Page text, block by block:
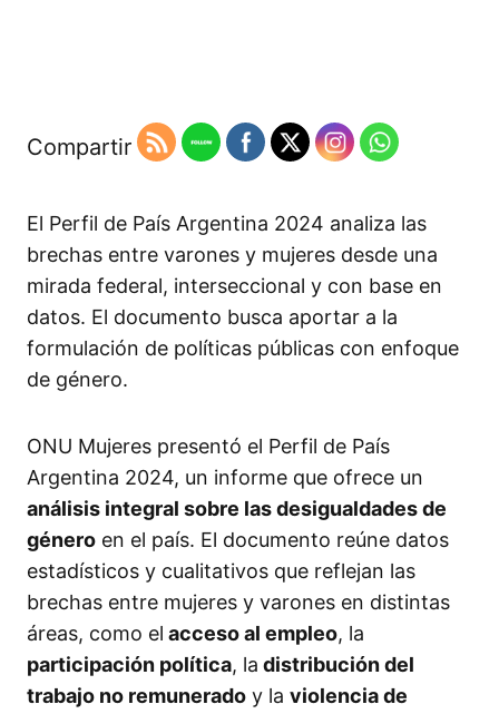
Compartir
El Perfil de País Argentina 2024 analiza las
brechas entre varones y mujeres desde una
mirada federal, interseccional y con base en
datos. El documento busca aportar a la
formulación de políticas públicas con enfoque
de género.
ONU Mujeres presentó el Perfil de País
Argentina 2024, un informe que ofrece un
análisis integral sobre las desigualdades de
género en el país. El documento reúne datos
estadísticos y cualitativos que reflejan las
brechas entre mujeres y varones en distintas
áreas, como el acceso al empleo, la
participación política, la distribución del
trabajo no remunerado y la violencia de